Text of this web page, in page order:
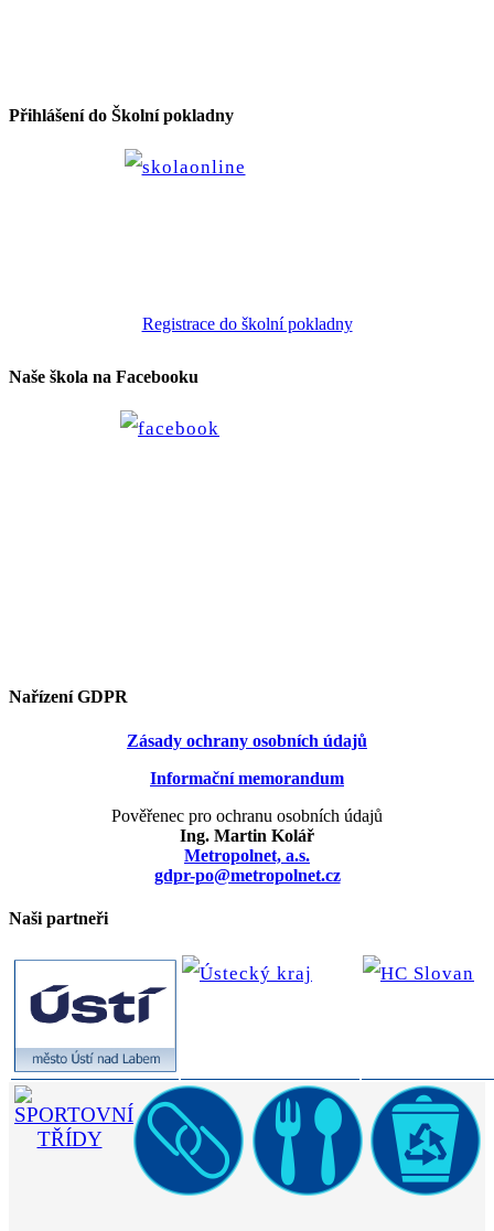
Přihlášení do Školní pokladny
Registrace do školní pokladny
Naše škola na Facebooku
Nařízení GDPR
Zásady ochrany osobních údajů
Informační memorandum
Pověřenec pro ochranu osobních údajů
Ing. Martin Kolář
Metropolnet, a.s.
gdpr-po@metropolnet.cz
Naši partneři